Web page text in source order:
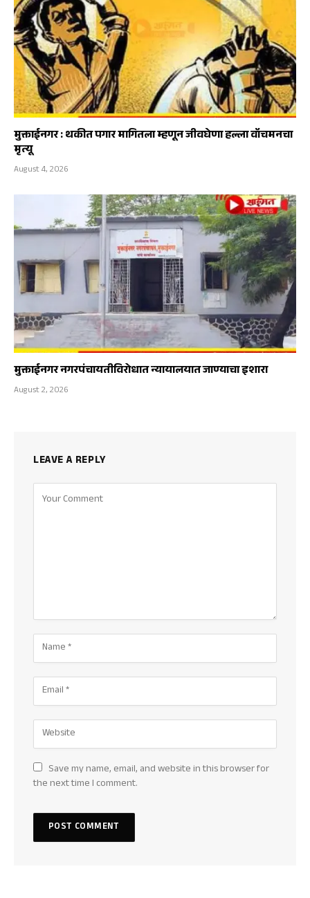
मुक्ताईनगर : थकीत पगार मागितला म्हणून जीवघेणा हल्ला वॉचमनचा
मृत्यू
August 4, 2026
मुक्ताईनगर नगरपंचायतीविरोधात न्यायालयात जाण्याचा इशारा
August 2, 2026
LEAVE A REPLY
Save my name, email, and website in this browser for
the next time I comment.